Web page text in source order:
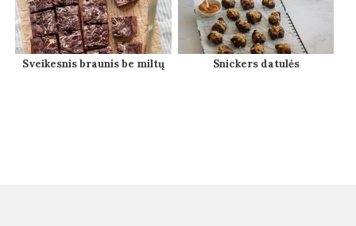
Sveikesnis braunis be miltų Snickers datulės